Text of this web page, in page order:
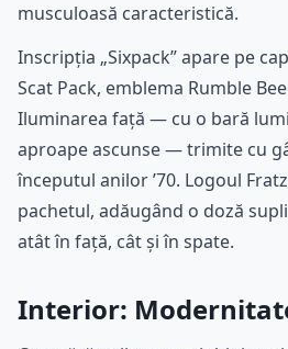
musculoasă caracteristică.
Inscripția „Sixpack” apare pe
Scat Pack, emblema Rumble
Iluminarea față — cu o bară
aproape ascunse — trimite cu
începutul anilor ’70. Logoul
pachetul, adăugând o doză
atât în față, cât și în spate.
Interior: